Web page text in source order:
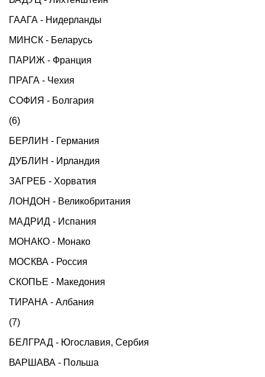
ГААГА - Нидерланды
МИНСК - Беларусь
ПАРИЖ - Франция
ПРАГА - Чехия
СОФИЯ - Болгария
(6)
БЕРЛИН - Германия
ДУБЛИН - Ирландия
ЗАГРЕБ - Хорватия
ЛОНДОН - Великобритания
МАДРИД - Испания
МОНАКО - Монако
МОСКВА - Россия
СКОПЬЕ - Македония
ТИРАНА - Албания
(7)
БЕЛГРАД - Югославия, Сербия
ВАРШАВА - Польша